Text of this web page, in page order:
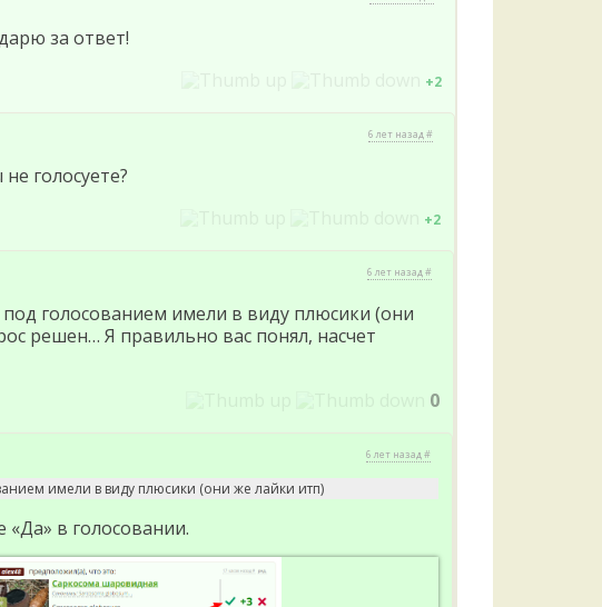
за ответ!
+2
6 лет назад #
голосуете?
+2
6 лет назад #
голосованием имели в виду плюсики (они
решен… Я правильно вас понял, насчет
0
6 лет назад #
имели в виду плюсики (они же лайки итп)
«Да» в голосовании.